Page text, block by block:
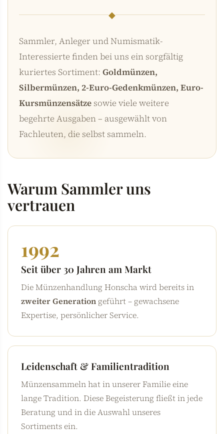
◆
Sammler, Anleger und Numismatik-
Interessierte finden bei uns ein sorgfältig
kuriertes Sortiment: Goldmünzen,
Silbermünzen, 2-Euro-Gedenkmünzen, Euro-
Kursmünzensätze sowie viele weitere
begehrte Ausgaben – ausgewählt von
Fachleuten, die selbst sammeln.
Warum Sammler uns
vertrauen
1992
Seit über 30 Jahren am Markt
Die Münzenhandlung Honscha wird bereits in
zweiter Generation geführt – gewachsene
Expertise, persönlicher Service.
Leidenschaft & Familientradition
Münzensammeln hat in unserer Familie eine
lange Tradition. Diese Begeisterung fließt in jede
Beratung und in die Auswahl unseres
Sortiments ein.